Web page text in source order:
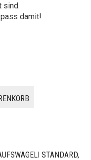
sind.
damit!
STANDARD,